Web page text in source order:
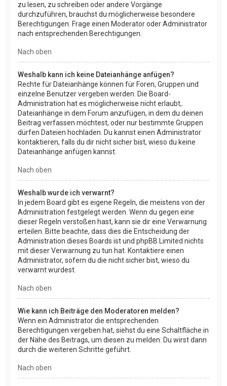
zu lesen, zu schreiben oder andere Vorgänge
durchzuführen, brauchst du möglicherweise besondere
Berechtigungen. Frage einen Moderator oder Administrator
nach entsprechenden Berechtigungen.
Nach oben
Weshalb kann ich keine Dateianhänge anfügen?
Rechte für Dateianhänge können für Foren, Gruppen und
einzelne Benutzer vergeben werden. Die Board-
Administration hat es möglicherweise nicht erlaubt,
Dateianhänge in dem Forum anzufügen, in dem du deinen
Beitrag verfassen möchtest, oder nur bestimmte Gruppen
dürfen Dateien hochladen. Du kannst einen Administrator
kontaktieren, falls du dir nicht sicher bist, wieso du keine
Dateianhänge anfügen kannst.
Nach oben
Weshalb wurde ich verwarnt?
In jedem Board gibt es eigene Regeln, die meistens von der
Administration festgelegt werden. Wenn du gegen eine
dieser Regeln verstoßen hast, kann sie dir eine Verwarnung
erteilen. Bitte beachte, dass dies die Entscheidung der
Administration dieses Boards ist und phpBB Limited nichts
mit dieser Verwarnung zu tun hat. Kontaktiere einen
Administrator, sofern du die nicht sicher bist, wieso du
verwarnt wurdest.
Nach oben
Wie kann ich Beiträge den Moderatoren melden?
Wenn ein Administrator die entsprechenden
Berechtigungen vergeben hat, siehst du eine Schaltfläche in
der Nähe des Beitrags, um diesen zu melden. Du wirst dann
durch die weiteren Schritte geführt.
Nach oben